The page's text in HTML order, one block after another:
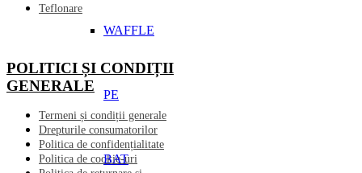
WAFFLE
PE
BAT
Teflonare
POLITICI ȘI CONDIȚII
GENERALE
Termeni și condiții generale
Drepturile consumatorilor
Politica de confidențialitate
Politica de cookie-uri